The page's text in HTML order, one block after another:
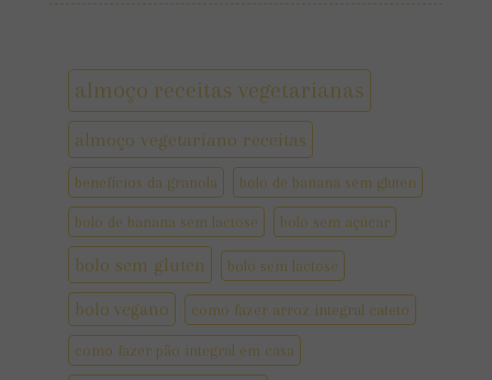
almoço receitas vegetarianas
almoço vegetariano receitas
benefícios da granola bolo de banana sem gluten
bolo de banana sem lactose bolo sem açúcar
bolo sem gluten bolo sem lactose
bolo vegano como fazer arroz integral cateto
como fazer pão integral em casa